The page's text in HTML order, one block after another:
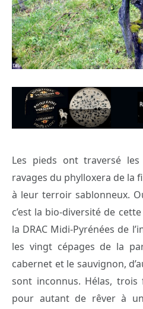
Les pieds ont traversé
ravages du phylloxera de la
à leur terroir sablonneux.
c’est la bio-diversité de
la DRAC Midi-Pyrénées de
les vingt cépages de la
cabernet et le sauvignon,
sont inconnus. Hélas, trois
pour autant de rêver à